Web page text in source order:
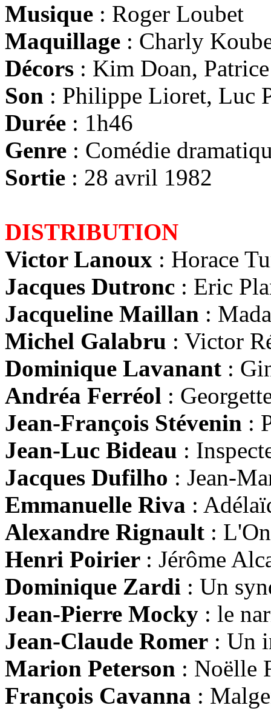
Musique : Roger Loubet
Maquillage : Charly
Décors : Kim Doan,
Son : Philippe Lioret, Luc
Durée : 1h46
Genre : Comédie
Sortie : 28 avril 1982
DISTRIBUTION
Victor Lanoux : Horace
Jacques Dutronc : Eric
Jacqueline Maillan :
Michel Galabru : Victor
Dominique Lavanant :
Andréa Ferréol :
Jean-François Stévenin :
Jean-Luc Bideau :
Jacques Dufilho : Jean-
Emmanuelle Riva :
Alexandre Rignault :
Henri Poirier : Jérôme
Dominique Zardi : Un
Jean-Pierre Mocky : le
Jean-Claude Romer : Un
Marion Peterson : Noëlle
François Cavanna :